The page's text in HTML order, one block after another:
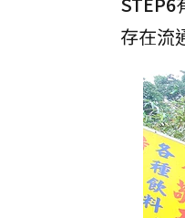
存在流